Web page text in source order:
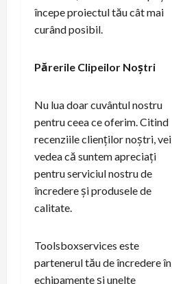
începe proiectul tău cât mai
curând posibil.
Părerile Clipeilor Noștri
Nu lua doar cuvântul nostru
pentru ceea ce oferim. Citind
recenziile clienților noștri, vei
vedea că suntem apreciați
pentru serviciul nostru de
încredere și produsele de
calitate.
Toolsboxservices este
partenerul tău de încredere în
echipamente și unelte